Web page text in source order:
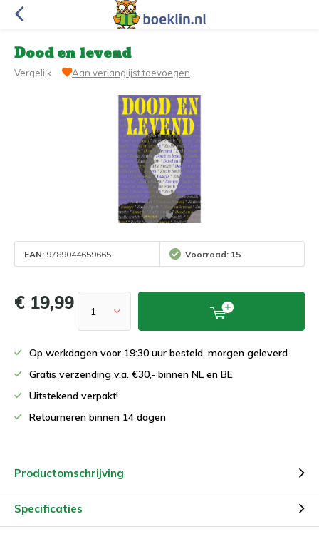
Dood en levend
Vergelijk Aan verlanglijst toevoegen
EAN: 9789044659665 Voorraad: 15
€ 19,99
Op werkdagen voor 19:30 uur besteld, morgen geleverd
Gratis verzending v.a. €30,- binnen NL en BE
Uitstekend verpakt!
Retourneren binnen 14 dagen
Productomschrijving
Specificaties